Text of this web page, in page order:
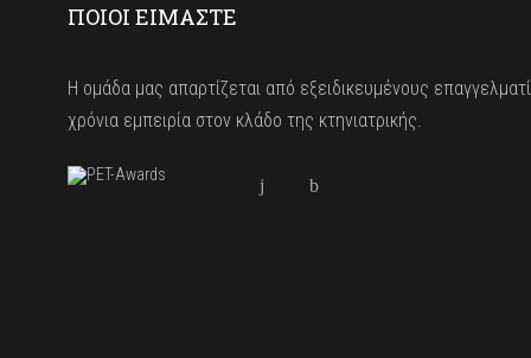
ΠΟΙΟΙ ΕΙΜΑΣΤΕ
Η ομάδα μας απαρτίζεται από εξειδικευμένους
χρόνια εμπειρία στον κλάδο της κτηνιατρικής.